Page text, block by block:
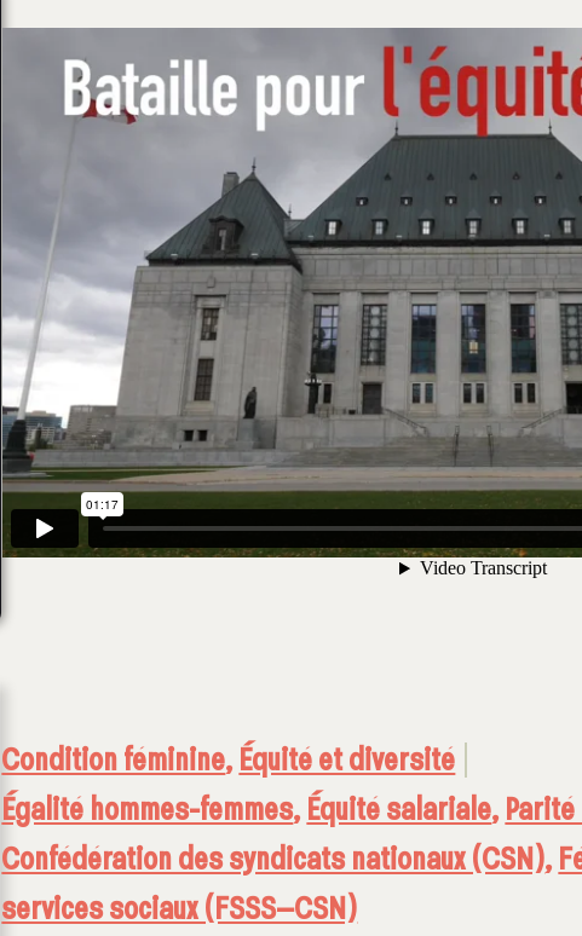
Condition féminine,Équité et diversité
Égalité hommes-femmes,Équité salariale,
Confédération des syndicats nationaux (CSN),
services sociaux (FSSS–CSN)